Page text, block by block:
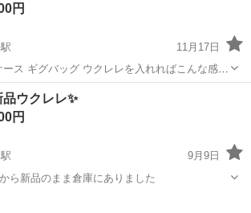
返品不可です。
円
11月17日
クレレを入れればこんな感じ
きません】
手駅 その他
品ウクレレ✨
円
9月9日
30年前から新品のまま倉庫にありました